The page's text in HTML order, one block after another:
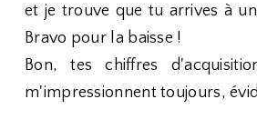
et je trouve que tu arrives à
Bravo pour la baisse !
Bon, tes chiffres
m'impressionnent toujours,